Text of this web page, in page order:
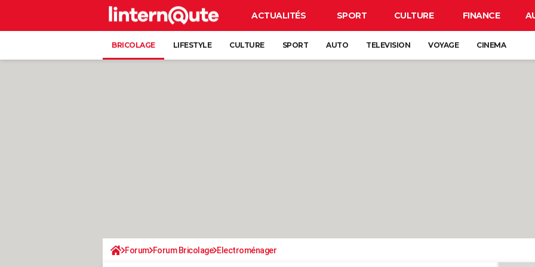
ACTUALITÉS SPORT CULTURE FINANCE
BRICOLAGE LIFESTYLE CULTURE SPORT AUTO TELEVISION VOYAGE CINEMA
Forum Forum Bricolage Electroménager